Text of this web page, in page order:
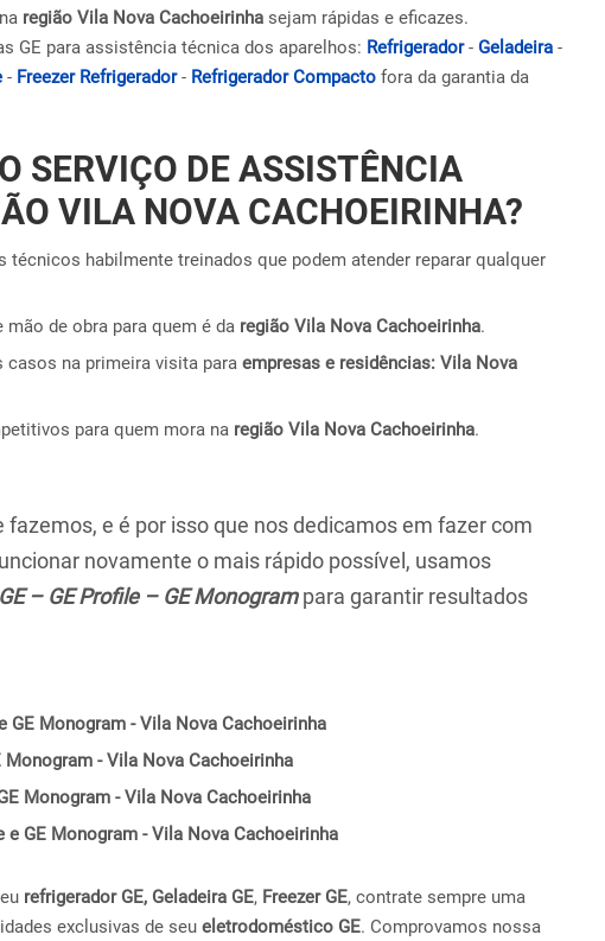
região Vila Nova Cachoeirinha sejam rápidas e eficazes.
GE para assistência técnica dos aparelhos: Refrigerador- Geladeira -
- Freezer Refrigerador- Refrigerador Compacto fora da garantia da
SERVIÇO DE ASSISTÊNCIA
VILA NOVA CACHOEIRINHA?
técnicos habilmente treinados que podem atender reparar qualquer
de obra para quem é da região Vila Nova Cachoeirinha.
na primeira visita para empresas e residências: Vila Nova
para quem mora na região Vila Nova Cachoeirinha.
e é por isso que nos dedicamos em fazer com
novamente o mais rápido possível, usamos
– GE Profile – GE Monogrampara garantir resultados
GE Monogram - Vila Nova Cachoeirinha
Monogram - Vila Nova Cachoeirinha
Monogram - Vila Nova Cachoeirinha
e GE Monogram - Vila Nova Cachoeirinha
refrigerador GE, Geladeira GE, Freezer GE, contrate sempre uma
exclusivas de seu eletrodoméstico GE. Comprovamos nossa